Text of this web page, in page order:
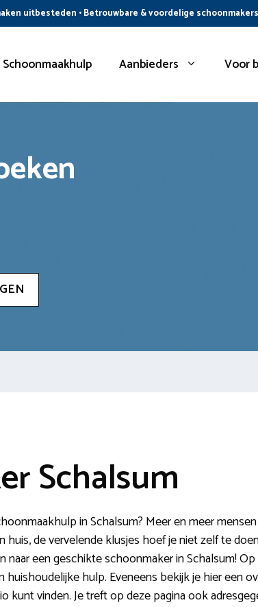
uitbesteden • Betrouwbare & voordelige
Schoonmaakhulp Aanbieders Voor
Schalsum
in Schalsum? Meer en meer
de vervelende klusjes hoef je niet zelf te
naar een geschikte schoonmaker in Schalsum!
hulp. Eveneens bekijk je hier een
kunt vinden. Je treft op deze pagina ook